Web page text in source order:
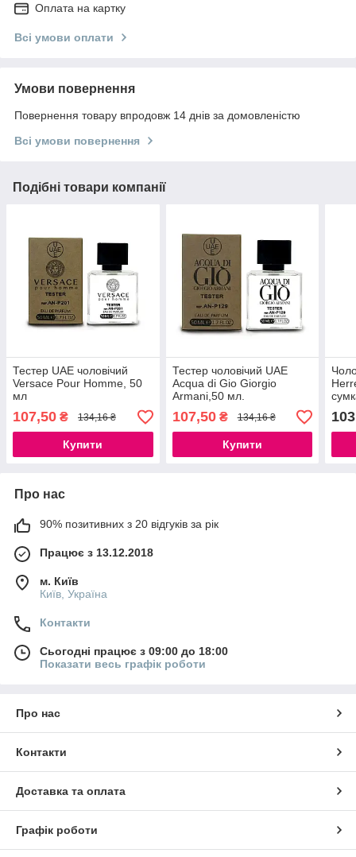
Оплата на картку
Всі умови оплати
Умови повернення
Повернення товару впродовж 14 днів за домовленістю
Всі умови повернення
Подібні товари компанії
Тестер UAE чоловічий
Versace Pour Homme, 50
мл
107,50 ₴ 134,16 ₴
Купити
Тестер чоловічий UAE
Acqua di Gio Giorgio
Armani,50 мл.
107,50₴ 134,16 ₴
Купити
Про нас
90% позитивних з 20 відгуків за рік
Працює з 13.12.2018
м. Київ
Київ, Україна
Контакти
Сьогодні працює з 09:00 до 18:00
Показати весь графік роботи
Про нас
Контакти
Доставка та оплата
Графік роботи